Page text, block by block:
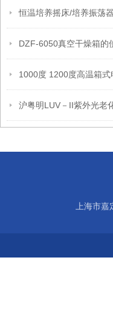
恒温培养摇床/培养振荡
DZF-6050真空干燥箱的
上海市